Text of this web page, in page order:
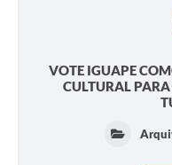
VOTE IGUAPE
CULTURAL